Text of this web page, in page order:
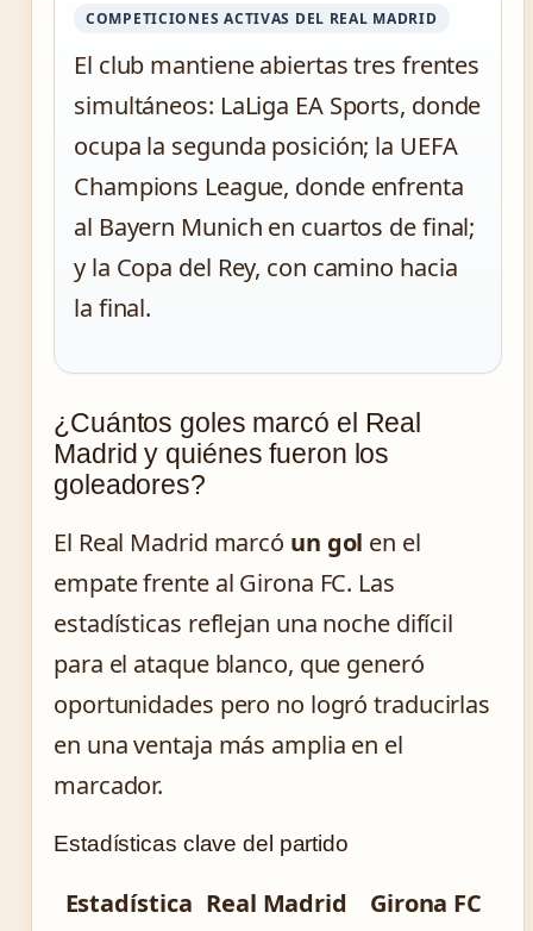
COMPETICIONES ACTIVAS DEL REAL MADRID
El club mantiene abiertas tres frentes
simultáneos: LaLiga EA Sports, donde
ocupa la segunda posición; la UEFA
Champions League, donde enfrenta
al Bayern Munich en cuartos de final;
y la Copa del Rey, con camino hacia
la final.
¿Cuántos goles marcó el Real
Madrid y quiénes fueron los
goleadores?
El Real Madrid marcó un gol en el
empate frente al Girona FC. Las
estadísticas reflejan una noche difícil
para el ataque blanco, que generó
oportunidades pero no logró traducirlas
en una ventaja más amplia en el
marcador.
Estadísticas clave del partido
Estadística Real Madrid
Girona FC